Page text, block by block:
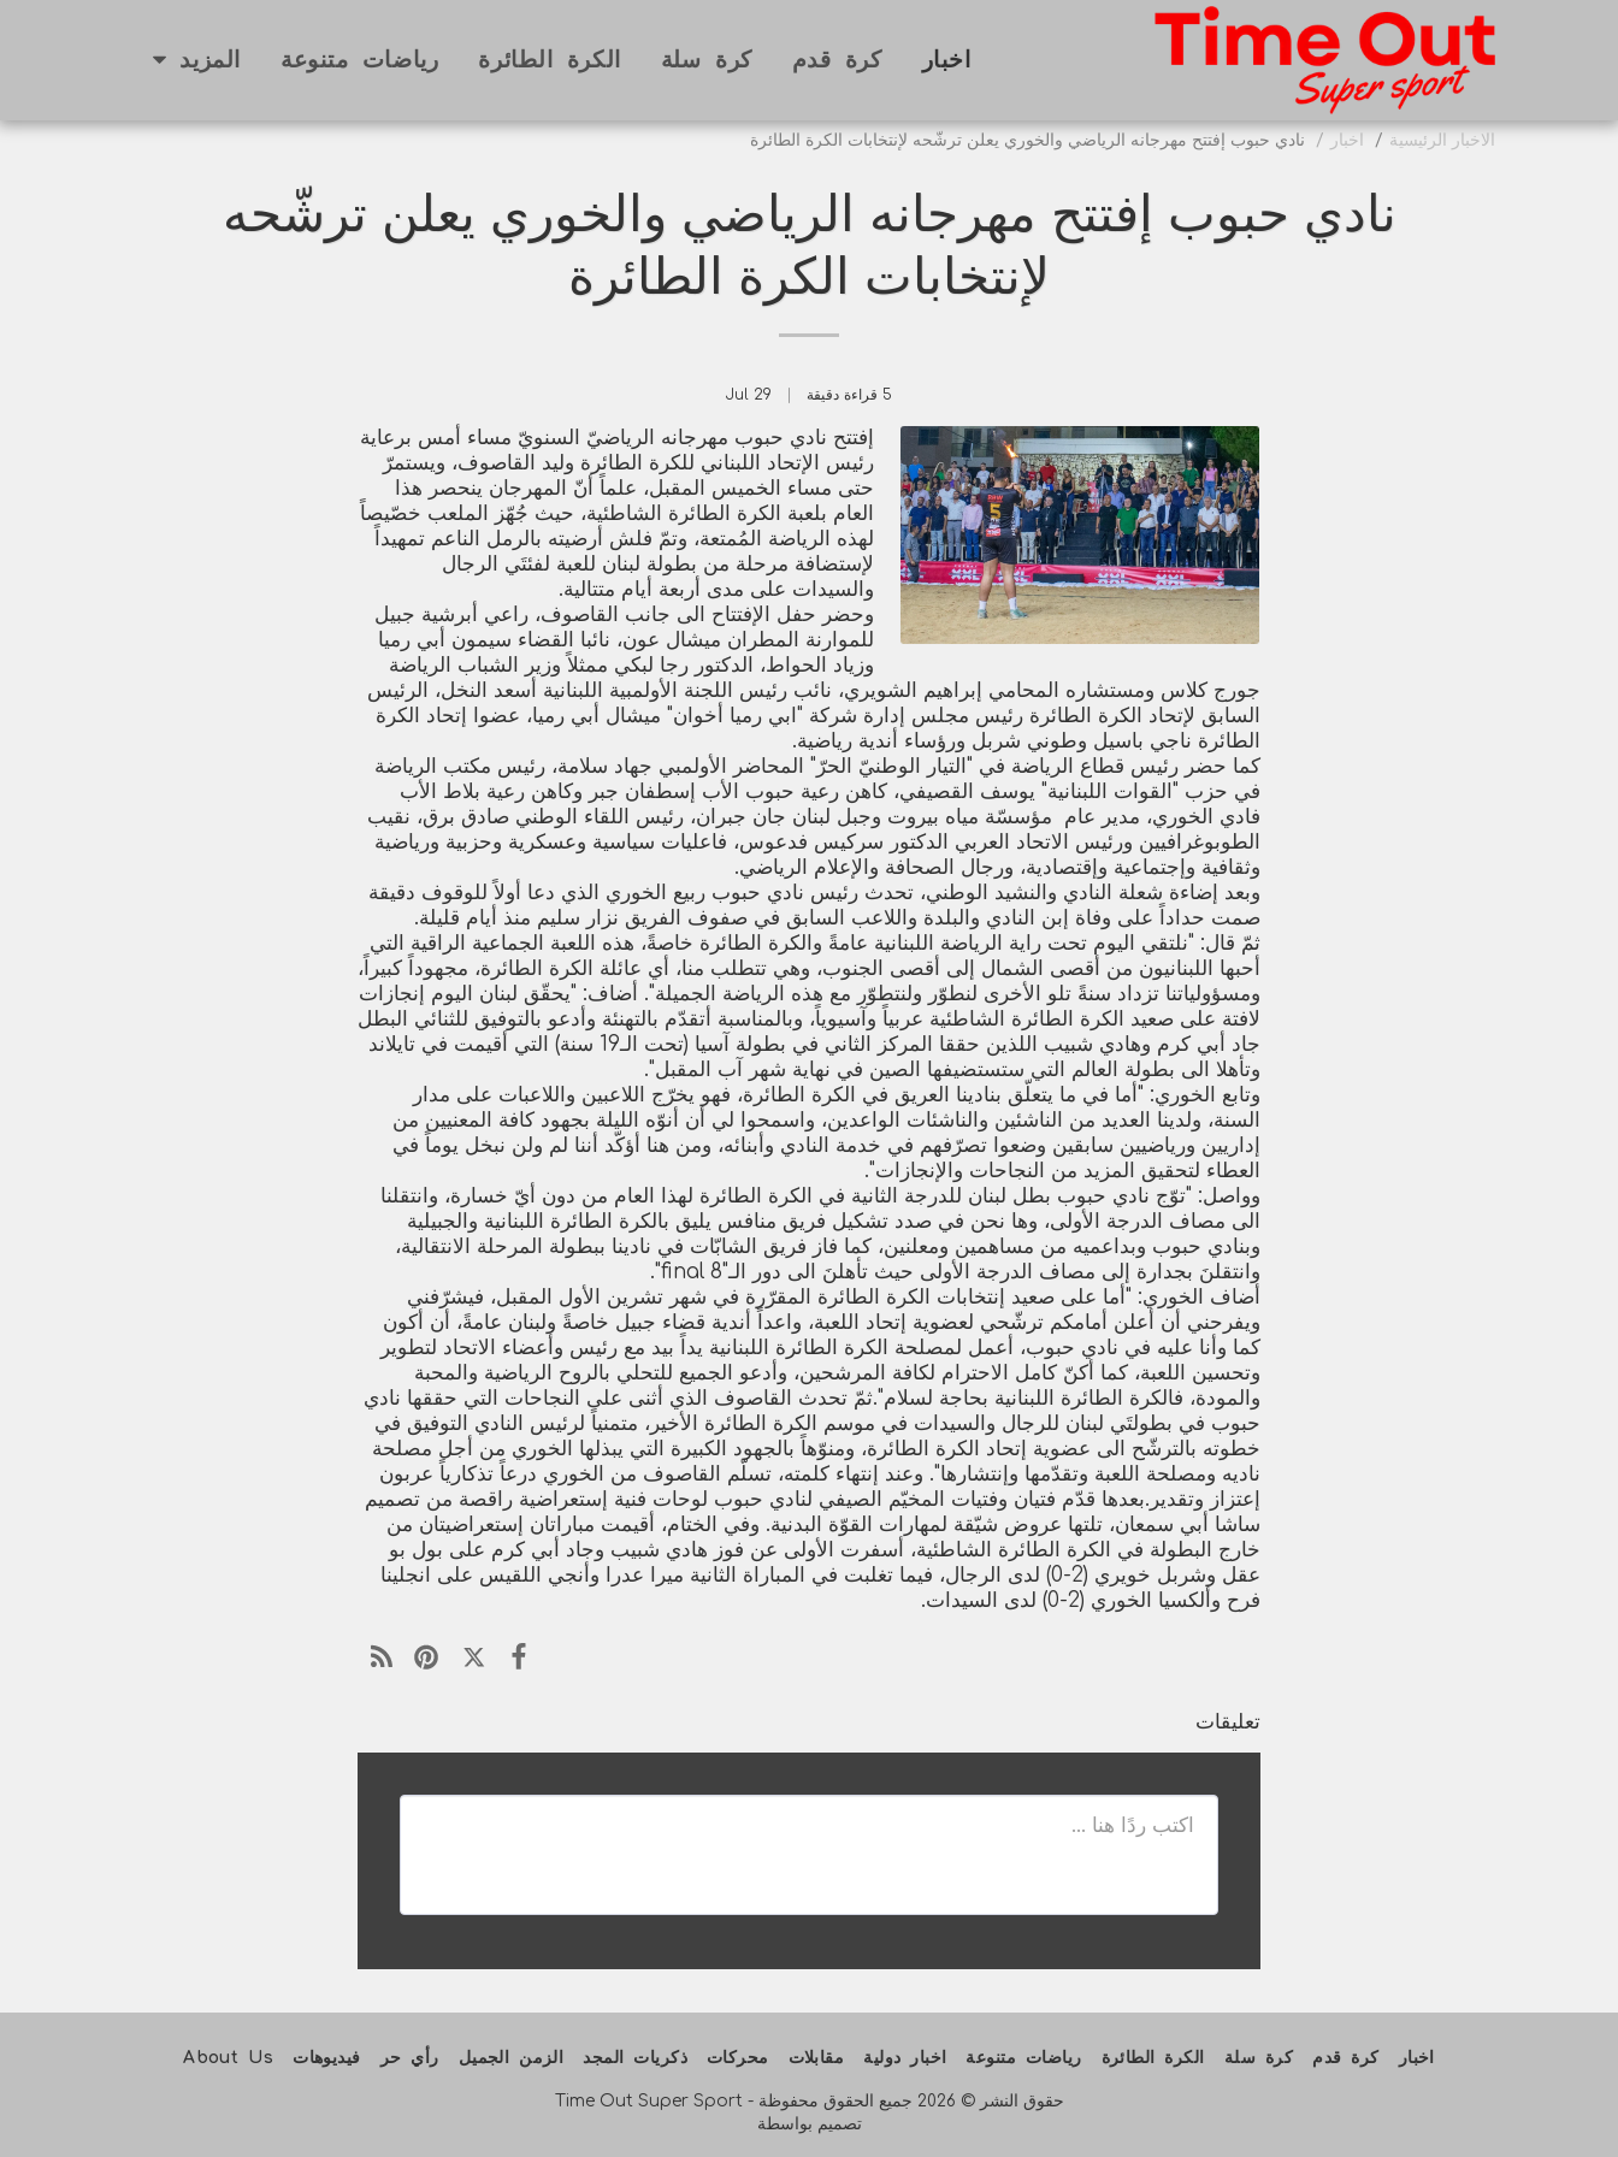
اخبار كرة قدم كرة سلة الكرة الطائرة رياضات متنوعة المزيد
الاخبار الرئيسية اخبار نادي حبوب إفتتح مهرجانه الرياضي والخوري يعلن ترشّحه لإنتخابات الكرة الطائرة
نادي حبوب إفتتح مهرجانه الرياضي والخوري يعلن ترشّحه
لإنتخابات الكرة الطائرة
5 قراءة دقيقة 29
Jul
إفتتح نادي حبوب مهرجانه الرياضيّ السنويّ مساء أمس برعاية
رئيس الإتحاد اللبناني للكرة الطائرة وليد القاصوف، ويستمرّ
حتى مساء الخميس المقبل، علماً أنّ المهرجان ينحصر هذا
العام بلعبة الكرة الطائرة الشاطئية، حيث جُهّز الملعب خصّيصاً
لهذه الرياضة المُمتعة، وتمّ فلش أرضيته بالرمل الناعم تمهيداً
لإستضافة مرحلة من بطولة لبنان للعبة لفئتَي الرجال
والسيدات على مدى أربعة أيام متتالية.
وحضر حفل الإفتتاح الى جانب القاصوف، راعي أبرشية جبيل
للموارنة المطران ميشال عون، نائبا القضاء سيمون أبي رميا
وزياد الحواط، الدكتور رجا لبكي ممثلاً وزير الشباب الرياضة
جورج كلاس ومستشاره المحامي إبراهيم الشويري، نائب رئيس اللجنة الأولمبية اللبنانية أسعد النخل، الرئيس
السابق لإتحاد الكرة الطائرة رئيس مجلس إدارة شركة "ابي رميا أخوان" ميشال أبي رميا، عضوا إتحاد الكرة
الطائرة ناجي باسيل وطوني شربل ورؤساء أندية رياضية.
كما حضر رئيس قطاع الرياضة في "التيار الوطنيّ الحرّ" المحاضر الأولمبي جهاد سلامة، رئيس مكتب الرياضة
في حزب "القوات اللبنانية" يوسف القصيفي، كاهن رعية حبوب الأب إسطفان جبر وكاهن رعية بلاط الأب
فادي الخوري، مدير عام مؤسسّة مياه بيروت وجبل لبنان جان جبران، رئيس اللقاء الوطني صادق برق، نقيب
الطوبوغرافيين ورئيس الاتحاد العربي الدكتور سركيس فدعوس، فاعليات سياسية وعسكرية وحزبية ورياضية
وثقافية وإجتماعية وإقتصادية، ورجال الصحافة والإعلام الرياضي.
وبعد إضاءة شعلة النادي والنشيد الوطني، تحدث رئيس نادي حبوب ربيع الخوري الذي دعا أولاً للوقوف دقيقة
صمت حداداً على وفاة إبن النادي والبلدة واللاعب السابق في صفوف الفريق نزار سليم منذ أيام قليلة.
ثمّ قال: "نلتقي اليوم تحت راية الرياضة اللبنانية عامةً والكرة الطائرة خاصةً، هذه اللعبة الجماعية الراقية التي
أحبها اللبنانيون من أقصى الشمال إلى أقصى الجنوب، وهي تتطلب منا، أي عائلة الكرة الطائرة، مجهوداً كبيراً،
ومسؤولياتنا تزداد سنةً تلو الأخرى لنطوّر ولنتطوّر مع هذه الرياضة الجميلة". أضاف: "يحقّق لبنان اليوم إنجازات
لافتة على صعيد الكرة الطائرة الشاطئية عربياً وآسيوياً، وبالمناسبة أتقدّم بالتهنئة وأدعو بالتوفيق للثنائي البطل
جاد أبي كرم وهادي شبيب اللذين حققا المركز الثاني في بطولة آسيا (تحت الـ19 سنة) التي أقيمت في تايلاند
وتأهلا الى بطولة العالم التي ستستضيفها الصين في نهاية شهر آب المقبل".
وتابع الخوري: "أما في ما يتعلّق بنادينا العريق في الكرة الطائرة، فهو يخرّج اللاعبين واللاعبات على مدار
السنة، ولدينا العديد من الناشئين والناشئات الواعدين، واسمحوا لي أن أنوّه الليلة بجهود كافة المعنيين من
إداريين ورياضيين سابقين وضعوا تصرّفهم في خدمة النادي وأبنائه، ومن هنا أؤكّد أننا لم ولن نبخل يوماً في
العطاء لتحقيق المزيد من النجاحات والإنجازات".
وواصل: "توّج نادي حبوب بطل لبنان للدرجة الثانية في الكرة الطائرة لهذا العام من دون أيّ خسارة، وانتقلنا
الى مصاف الدرجة الأولى، وها نحن في صدد تشكيل فريق منافس يليق بالكرة الطائرة اللبنانية والجبيلية
وبنادي حبوب وبداعميه من مساهمين ومعلنين، كما فاز فريق الشابّات في نادينا ببطولة المرحلة الانتقالية،
وانتقلنَ بجدارة إلى مصاف الدرجة الأولى حيث تأهلنَ الى دور الـ"final 8".
أضاف الخوري: "أما على صعيد إنتخابات الكرة الطائرة المقرّرة في شهر تشرين الأول المقبل، فيشرّفني
ويفرحني أن أعلن أمامكم ترشّحي لعضوية إتحاد اللعبة، واعداً أندية قضاء جبيل خاصةً ولبنان عامةً، أن أكون
كما وأنا عليه في نادي حبوب، أعمل لمصلحة الكرة الطائرة اللبنانية يداً بيد مع رئيس وأعضاء الاتحاد لتطوير
وتحسين اللعبة، كما أكنّ كامل الاحترام لكافة المرشحين، وأدعو الجميع للتحلي بالروح الرياضية والمحبة
والمودة، فالكرة الطائرة اللبنانية بحاجة لسلام".ثمّ تحدث القاصوف الذي أثنى على النجاحات التي حققها نادي
حبوب في بطولتَي لبنان للرجال والسيدات في موسم الكرة الطائرة الأخير، متمنياً لرئيس النادي التوفيق في
خطوته بالترشّح الى عضوية إتحاد الكرة الطائرة، ومنوّهاً بالجهود الكبيرة التي يبذلها الخوري من أجل مصلحة
ناديه ومصلحة اللعبة وتقدّمها وإنتشارها". وعند إنتهاء كلمته، تسلّم القاصوف من الخوري درعاً تذكارياً عربون
إعتزاز وتقدير.بعدها قدّم فتيان وفتيات المخيّم الصيفي لنادي حبوب لوحات فنية إستعراضية راقصة من تصميم
ساشا أبي سمعان، تلتها عروض شيّقة لمهارات القوّة البدنية. وفي الختام، أقيمت مباراتان إستعراضيتان من
خارج البطولة في الكرة الطائرة الشاطئية، أسفرت الأولى عن فوز هادي شبيب وجاد أبي كرم على بول بو
عقل وشربل خويري (2-0) لدى الرجال، فيما تغلبت في المباراة الثانية ميرا عدرا وأنجي اللقيس على انجلينا
فرح وألكسيا الخوري (2-0) لدى السيدات.
تعليقات
اخبار كرة قدم كرة سلة الكرة الطائرة رياضات متنوعة اخبار دولية مقابلات محركات ذكريات المجد الزمن الجميل رأي حر فيديوهات About Us
حقوق النشر © 2026 جميع الحقوق محفوظة -
Time Out Super Sport
تصميم بواسطة